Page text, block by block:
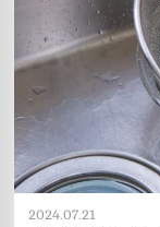
2024.07.21